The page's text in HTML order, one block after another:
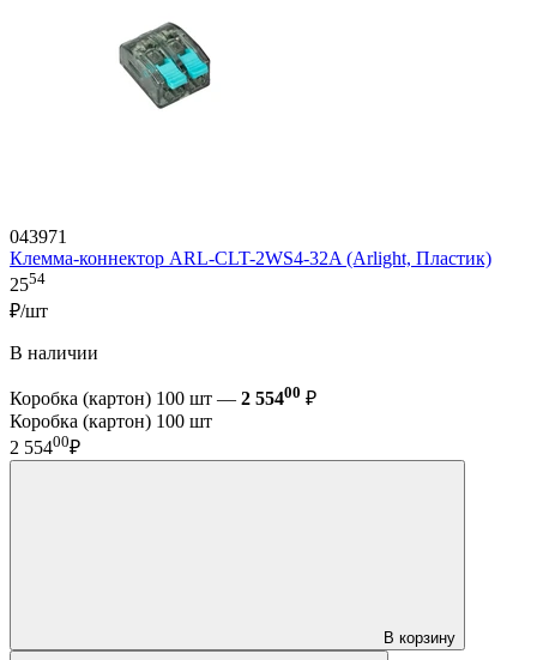
043971
Клемма-коннектор ARL-CLT-2WS4-32A (Arlight, Пластик)
2554
₽/шт
В наличии
Коробка (картон) 100 шт — 2 55400 ₽
Коробка (картон) 100 шт
2 55400₽
В корзину